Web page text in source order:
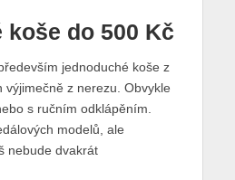
koše do 500 Kč
jednoduché koše z
výjimečně z nerezu. Obvykle
s ručním odklápěním.
modelů, ale
nebude dvakrát